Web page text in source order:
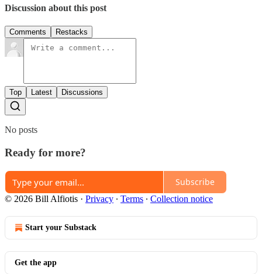
Discussion about this post
Comments Restacks
Top Latest Discussions
No posts
Ready for more?
Subscribe
© 2026 Bill Alfiotis · Privacy ∙ Terms ∙ Collection notice
Start your Substack
Get the app